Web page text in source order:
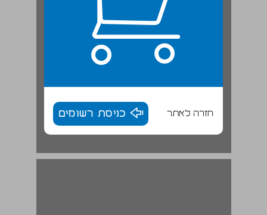
חזרה לאתר כניסת רשומים